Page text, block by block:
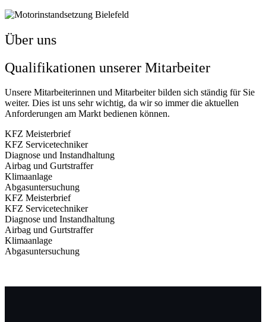
Über uns
Qualifikationen unserer Mitarbeiter
Unsere Mitarbeiterinnen und Mitarbeiter bilden sich ständig für Sie
weiter. Dies ist uns sehr wichtig, da wir so immer die aktuellen
Anforderungen am Markt bedienen können.
KFZ Meisterbrief
KFZ Servicetechniker
Diagnose und Instandhaltung
Airbag und Gurtstraffer
Klimaanlage
Abgasuntersuchung
KFZ Meisterbrief
KFZ Servicetechniker
Diagnose und Instandhaltung
Airbag und Gurtstraffer
Klimaanlage
Abgasuntersuchung